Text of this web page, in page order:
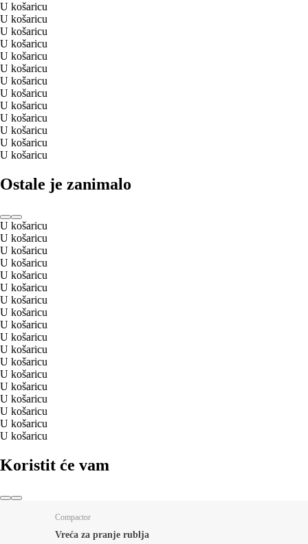
U košaricu
U košaricu
U košaricu
U košaricu
U košaricu
U košaricu
U košaricu
U košaricu
U košaricu
U košaricu
U košaricu
U košaricu
U košaricu
Ostale je zanimalo
U košaricu
U košaricu
U košaricu
U košaricu
U košaricu
U košaricu
U košaricu
U košaricu
U košaricu
U košaricu
U košaricu
U košaricu
U košaricu
U košaricu
U košaricu
U košaricu
U košaricu
U košaricu
Koristit će vam
Compactor
Vreća za pranje rublja